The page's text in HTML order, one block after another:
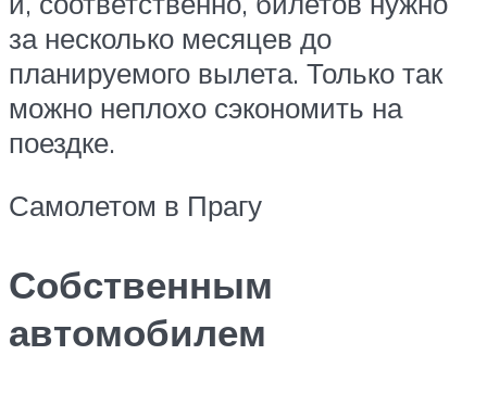
за несколько месяцев до
планируемого вылета. Только так
можно неплохо сэкономить на
поездке.
Самолетом в Прагу
Собственным
автомобилем